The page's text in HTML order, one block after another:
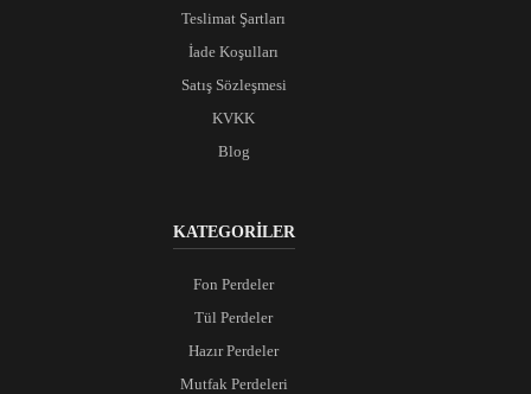
Teslimat Şartları
İade Koşulları
Satış Sözleşmesi
KVKK
Blog
KATEGORİLER
Fon Perdeler
Tül Perdeler
Hazır Perdeler
Mutfak Perdeleri